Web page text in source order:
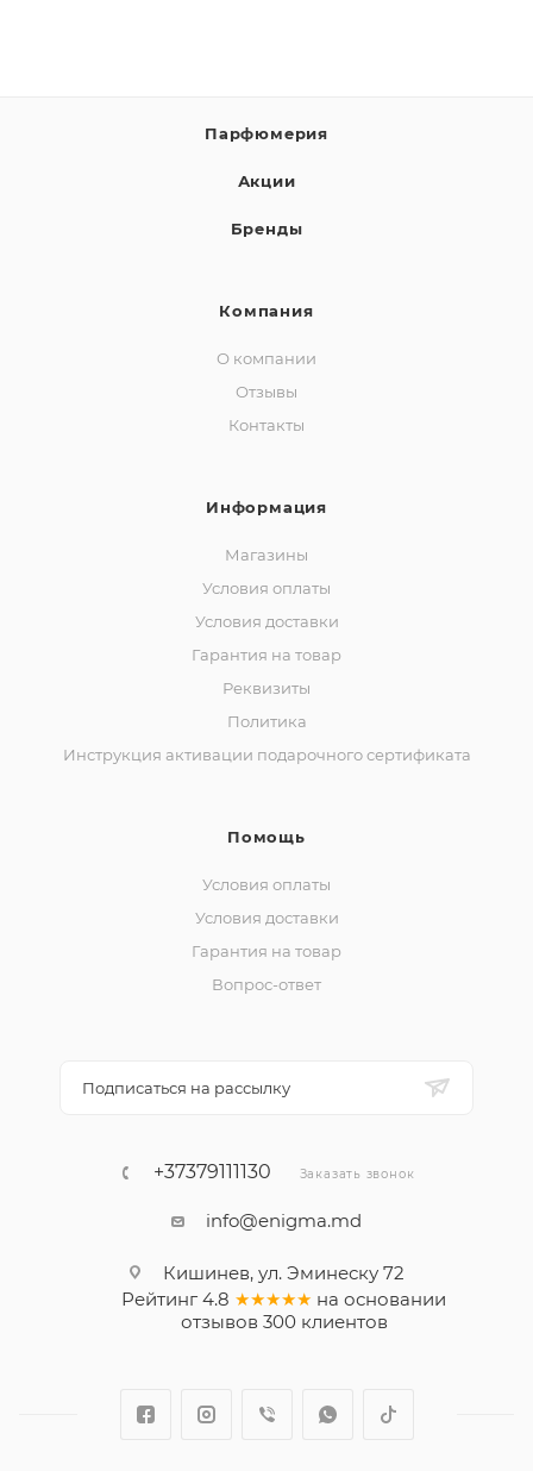
Парфюмерия
Акции
Бренды
Компания
О компании
Отзывы
Контакты
Информация
Магазины
Условия оплаты
Условия доставки
Гарантия на товар
Реквизиты
Политика
Инструкция активации подарочного сертификата
Помощь
Условия оплаты
Условия доставки
Гарантия на товар
Вопрос-ответ
Подписаться на рассылку
+37379111130 Заказать звонок
info@enigma.md
Кишинев, ул. Эминеску 72
Рейтинг 4.8 ★★★★★ на основании
отзывов 300клиентов